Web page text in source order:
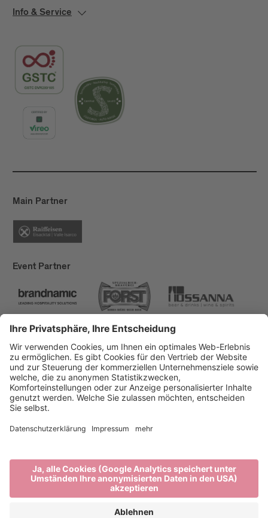
Info & Service
Main Partner
Event Partner
Brixen Tourismus
Privacy
Impressum
Förderungen
produced by